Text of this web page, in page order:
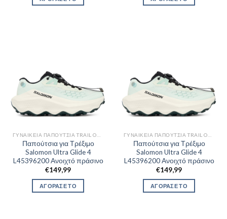
Παπούτσια για Τρέξιμο
Salomon Ultra Glide 4
L45396200 Ανοιχτό πράσινο
€149,99
ΑΓΟΡΑΣΕ ΤΟ
Παπούτσια για Τρέξιμο
Salomon Ultra Glide 4
L45396200 Ανοιχτό πράσινο
€149,99
ΑΓΟΡΑΣΕ ΤΟ